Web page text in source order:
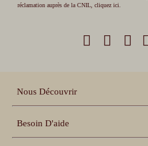
réclamation auprès de la CNIL,cliquez ici
Nous Découvrir
Besoin D'aide